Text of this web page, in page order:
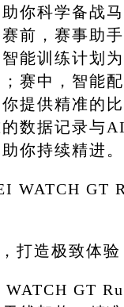
你科学备战
前，赛事助
能训练计划
赛中，智能
提供精准的
数据记录与
你持续精进。
打造极致体验
GT